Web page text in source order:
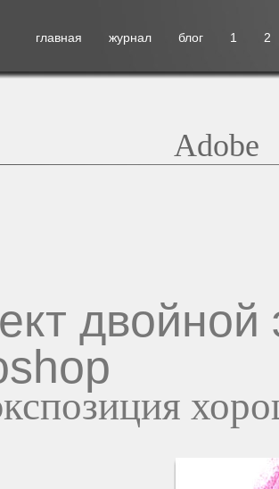
главная журнал блог 1 2
Adobe
двойной